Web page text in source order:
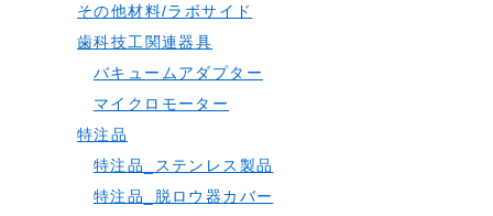
その他材料/ラボサイド
歯科技工関連器具
バキュームアダプター
マイクロモーター
特注品
特注品_ステンレス製品
特注品_脱ロウ器カバー